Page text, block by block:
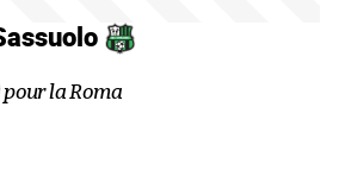
pour la Roma